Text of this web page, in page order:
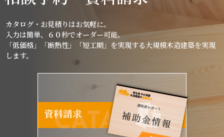
カタログ・お見積りはお気軽に。
入力は簡単、６０秒でオーダー可能。
「低価格」「断熱性」「短工期」を実現する大規模木造建築を実現
します。
CATALOG
資料請求